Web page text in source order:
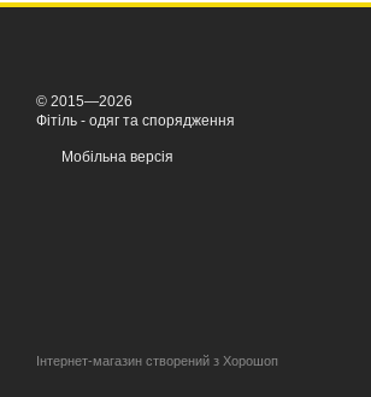
© 2015—2026
Фітіль - одяг та спорядження
Мобільна версія
Інтернет-магазин створений з Хорошоп